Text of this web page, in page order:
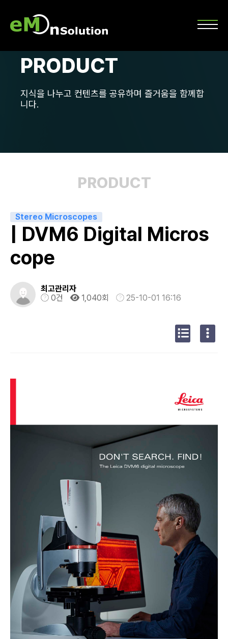
PRODUCT
지식을 나누고 컨텐츠를 공유하며 즐거움을 함께합
니다.
PRODUCT
Stereo Microscopes
| DVM6 Digital Micros
cope
최고관리자
0건
1,040회 25-10-01 16:16